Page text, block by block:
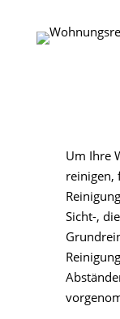
Um Ihre
reinigen,
Sicht-,